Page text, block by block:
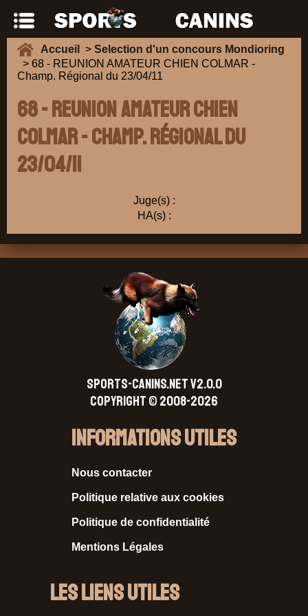
Accueil > Selection d'un concours Mondioring
> 68 - REUNION AMATEUR CHIEN COLMAR -
Champ. Régional du 23/04/11
68 - REUNION AMATEUR CHIEN
COLMAR - Champ. Régional du
23/04/11
Juge(s) :
HA(s) :
SPORTS-CANINS.NET V2.0.0
Copyright © 2008-2026
Informations Utiles
Nous contacter
Politique relative aux cookies
Politique de confidentialité
Mentions Légales
Les liens utiles